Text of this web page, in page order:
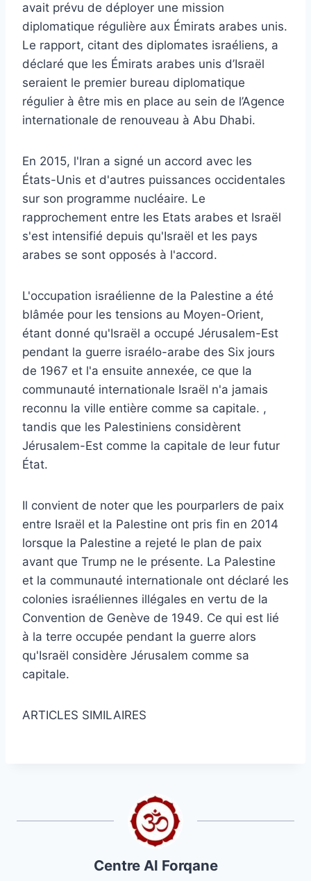
avait prévu de déployer une mission
diplomatique régulière aux Émirats arabes unis.
Le rapport, citant des diplomates israéliens, a
déclaré que les Émirats arabes unis d’Israël
seraient le premier bureau diplomatique
régulier à être mis en place au sein de l’Agence
internationale de renouveau à Abu Dhabi.
En 2015, l'Iran a signé un accord avec les
États-Unis et d'autres puissances occidentales
sur son programme nucléaire. Le
rapprochement entre les Etats arabes et Israël
s'est intensifié depuis qu'Israël et les pays
arabes se sont opposés à l'accord.
L'occupation israélienne de la Palestine a été
blâmée pour les tensions au Moyen-Orient,
étant donné qu'Israël a occupé Jérusalem-Est
pendant la guerre israélo-arabe des Six jours
de 1967 et l'a ensuite annexée, ce que la
communauté internationale Israël n'a jamais
reconnu la ville entière comme sa capitale. ,
tandis que les Palestiniens considèrent
Jérusalem-Est comme la capitale de leur futur
État.
Il convient de noter que les pourparlers de paix
entre Israël et la Palestine ont pris fin en 2014
lorsque la Palestine a rejeté le plan de paix
avant que Trump ne le présente. La Palestine
et la communauté internationale ont déclaré les
colonies israéliennes illégales en vertu de la
Convention de Genève de 1949. Ce qui est lié
à la terre occupée pendant la guerre alors
qu'Israël considère Jérusalem comme sa
capitale.
ARTICLES SIMILAIRES
Centre Al Forqane